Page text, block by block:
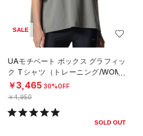
SALE
UAモチベート ボックス グラフィッ
ク Tシャツ（トレーニング/WOME
N）
￥3,465 30%OFF
￥4,950
SOLD OUT